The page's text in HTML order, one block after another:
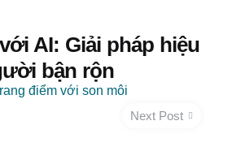
AI: Giải pháp hiệu
bận rộn
Next Post